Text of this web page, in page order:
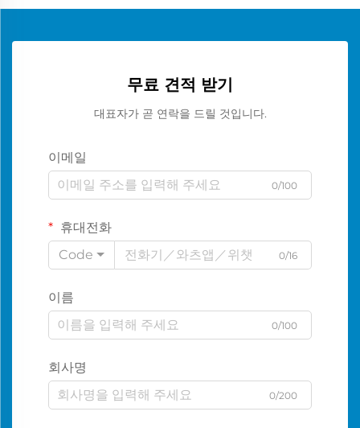
무료 견적 받기
대표자가 곧 연락을 드릴 것입니다.
이메일
0/100
휴대전화
Code
0/16
이름
0/100
회사명
0/200